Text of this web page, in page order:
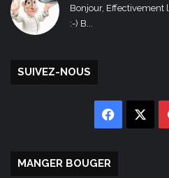
Bonjour, Effectivement
:-) B...
SUIVEZ-NOUS
MANGER BOUGER